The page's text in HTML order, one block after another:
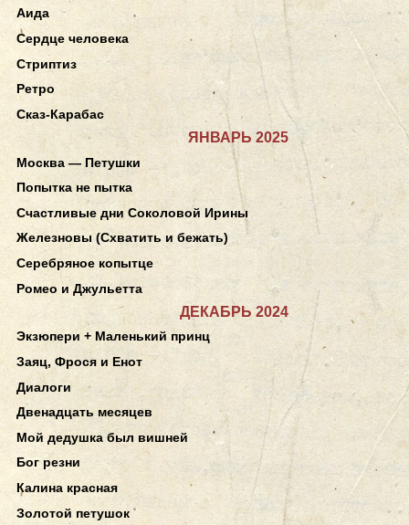
Аида
Сердце человека
Стриптиз
Ретро
Сказ-Карабас
ЯНВАРЬ 2025
Москва — Петушки
Попытка не пытка
Счастливые дни Соколовой Ирины
Железновы (Схватить и бежать)
Серебряное копытце
Ромео и Джульетта
ДЕКАБРЬ 2024
Экзюпери + Маленький принц
Заяц, Фрося и Енот
Диалоги
Двенадцать месяцев
Мой дедушка был вишней
Бог резни
Калина красная
Золотой петушок